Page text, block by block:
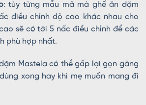
: tùy từng mẫu mã mà ghế ăn dặm
điều chỉnh độ cao khác nhau cho
sẽ có tới 5 nấc điều chỉnh để các
phù hợp nhất.
Mastela có thể gấp lại gọn gàng
xong hay khi mẹ muốn mang đi